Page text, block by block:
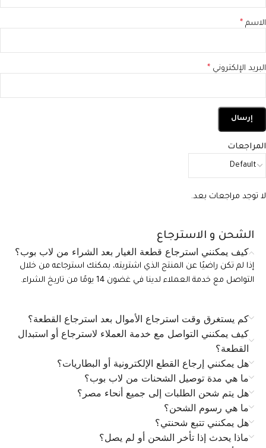
المراجعات
لا توجد مراجعات بعد.
الاسم *
البريد الإلكتروني *
الشحن و الاسترجاع
كيف يمكنني استرجاع قطعة الغيار بعد الشراء من لاب بوب؟
إذا لم تكن راضيًا عن المنتج الذي اشتريته، يمكنك استرجاعه من خلال
التواصل مع خدمة العملاء لدينا في غضون 14 يومًا من تاريخ الشراء.
كم يستغرق وقت استرجاع الأموال بعد استرجاع القطعة؟
كيف يمكنني التواصل مع خدمة العملاء لاسترجاع أو استبدال
القطعة؟
هل يمكنني إرجاع القطع الإلكترونية أو البطاريات؟
ما هي مدة توصيل الشحنات من لاب بوب؟
هل يتم شحن الطلبات إلى جميع أنحاء مصر؟
ما هي رسوم الشحن؟
هل يمكنني تتبع شحنتي؟
ماذا يحدث إذا تأخر الشحن أو لم يصل؟